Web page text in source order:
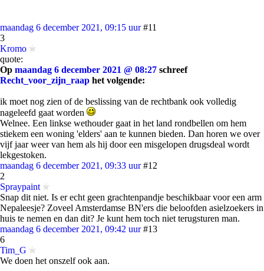
maandag 6 december 2021, 09:15 uur #11
3
Kromo
quote:
Op maandag 6 december 2021 @ 08:27 schreef
Recht_voor_zijn_raap het volgende:
ik moet nog zien of de beslissing van de rechtbank ook volledig
nageleefd gaat worden
Welnee. Een linkse wethouder gaat in het land rondbellen om hem
stiekem een woning 'elders' aan te kunnen bieden. Dan horen we over
vijf jaar weer van hem als hij door een misgelopen drugsdeal wordt
lekgestoken.
maandag 6 december 2021, 09:33 uur #12
2
Spraypaint
Snap dit niet. Is er echt geen grachtenpandje beschikbaar voor een arm
Nepaleesje? Zoveel Amsterdamse BN'ers die beloofden asielzoekers in
huis te nemen en dan dit? Je kunt hem toch niet terugsturen man.
maandag 6 december 2021, 09:42 uur #13
6
Tim_G
We doen het onszelf ook aan.